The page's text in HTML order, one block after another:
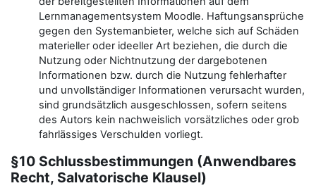
Lernmanagementsystem Moodle. Haftungsansprüche
gegen den Systemanbieter, welche sich auf Schäden
materieller oder ideeller Art beziehen, die durch die
Nutzung oder Nichtnutzung der dargebotenen
Informationen bzw. durch die Nutzung fehlerhafter
und unvollständiger Informationen verursacht wurden,
sind grundsätzlich ausgeschlossen, sofern seitens
des Autors kein nachweislich vorsätzliches oder grob
fahrlässiges Verschulden vorliegt.
§10 Schlussbestimmungen (Anwendbares
Recht, Salvatorische Klausel)